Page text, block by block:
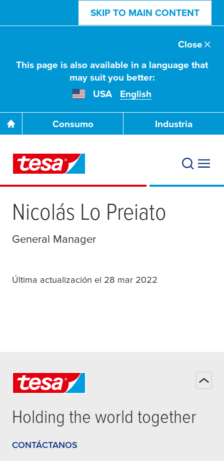
SKIP TO MAIN CONTENT
This page is also available in a language that
may suit you better:
USA
English
Close
Consumo Industria
Nicolás Lo Preiato
General Manager
Última actualización el 28 mar 2022
Holding the world together
CONTÁCTANOS